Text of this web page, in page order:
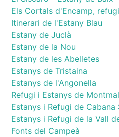
Els Cortals d'Encamp,
Itinerari de l'Estany Blau
Estany de Juclà
Estany de la Nou
Estany de les Abelletes
Estanys de Tristaina
Estanys de l'Angonella
Refugi i Estanys de
Estanys i Refugi de Cabana
Estanys i Refugi de la Vall
Fonts del Campeà